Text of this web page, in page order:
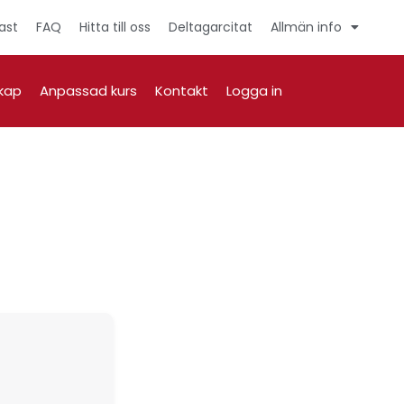
FAQ Hitta till oss Deltagarcitat Allmän info
Anpassad kurs Kontakt Logga in